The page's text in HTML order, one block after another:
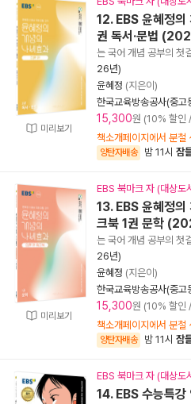
미리보기
12. EBS 윤혜정의
권 독서·문법
는 국어 개념 공부의 첫
26년)
윤혜정 (지은이)
한국교육방송공사(중고
15,300원 (10% 할인
책소개페이지에서 분철
양탄자배송 밤 11시 잠
미리보기
EBS 북마크 자 (대상도
13. EBS 윤혜정의
크북 1권 문학
는 국어 개념 공부의 첫
26년)
윤혜정 (지은이)
한국교육방송공사(중고
15,300원 (10% 할인
책소개페이지에서 분철
양탄자배송 밤 11시 잠
EBS 북마크 자 (대상도
14. EBS 수능특